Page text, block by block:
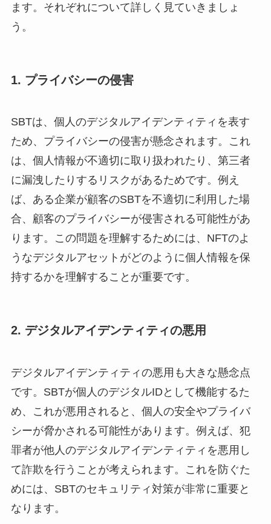
ます。それぞれについて詳しく見ていきましょ
う。
1. プライバシーの侵害
SBTは、個人のデジタルアイデンティティを表す
ため、プライバシーの侵害が懸念されます。これ
は、個人情報が不適切に取り扱われたり、第三者
に漏洩したりするリスクがあるためです。例え
ば、ある企業が顧客のSBTを不適切に利用した場
合、顧客のプライバシーが侵害される可能性があ
ります。この問題を理解するためには、NFTのよ
うなデジタルアセットがどのように個人情報を保
持するかを理解することが重要です。
2. デジタルアイデンティティの悪用
デジタルアイデンティティの悪用も大きな懸念点
です。SBTが個人のデジタルIDとして機能するた
め、これが悪用されると、個人の安全やプライバ
シーが脅かされる可能性があります。例えば、犯
罪者が他人のデジタルアイデンティティを悪用し
て詐欺を行うことが考えられます。これを防ぐた
めには、SBTのセキュリティ対策が非常に重要と
なります。